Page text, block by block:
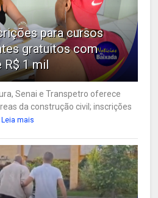
para cursos
gratuitos com
R$ 1 mil
Senai e Transpetro oferece
da construção civil; inscrições
Leia mais